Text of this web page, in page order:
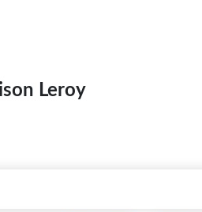
Leroy